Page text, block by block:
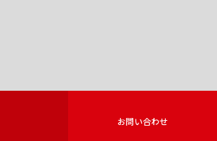
お問い合わせ